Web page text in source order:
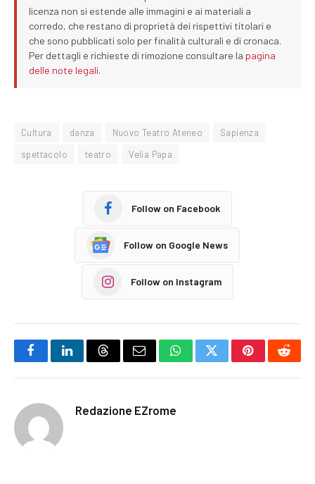
licenza non si estende alle immagini e ai materiali a
corredo, che restano di proprietà dei rispettivi titolari e
che sono pubblicati solo per finalità culturali e di cronaca.
Per dettagli e richieste di rimozione consultare la pagina
delle note legali.
Cultura danza Nuovo Teatro Ateneo
Sapienza
spettacolo
teatro Velia Papa
Follow on Facebook
Follow on Google News
Follow on Instagram
FacebookLinkedInThreadsEmail WhatsAppTwitterPinterest
Redazione EZrome